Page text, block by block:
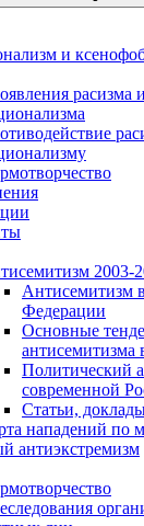
и
расизма
2003-
Антисемитизм
Федерации
Основные
антисемитизма
Политический
современной
Статьи,
нападений по
антиэкстремизм